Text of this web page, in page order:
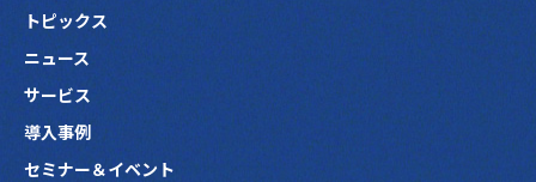
トピックス
ニュース
サービス
導入事例
セミナー＆イベント